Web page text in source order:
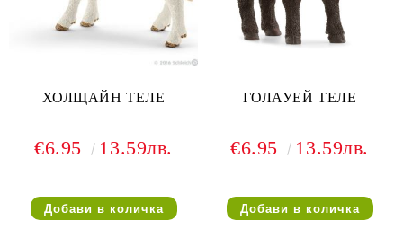
ХОЛЩАЙН ТЕЛЕ
€6.95 13.59лв.
ГОЛАУЕЙ ТЕЛЕ
€6.95 13.59лв.